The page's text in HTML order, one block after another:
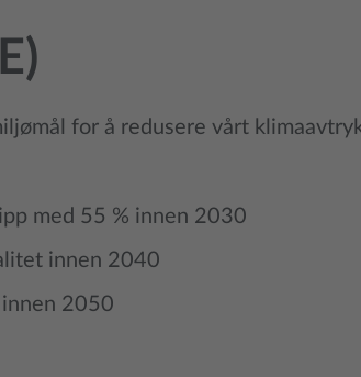
for å redusere vårt
med 55 % innen 2030
innen 2040
2050